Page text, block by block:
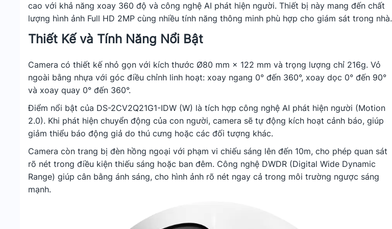
cao với khả năng xoay 360 độ và công nghệ AI phát hiện người. Thiết bị này mang đến chất
lượng hình ảnh Full HD 2MP cùng nhiều tính năng thông minh phù hợp cho giám sát trong nhà.
Thiết Kế và Tính Năng Nổi Bật
Camera có thiết kế nhỏ gọn với kích thước Ø80 mm × 122 mm và trọng lượng chỉ 216g. Vỏ
ngoài bằng nhựa với góc điều chỉnh linh hoạt: xoay ngang 0° đến 360°, xoay dọc 0° đến 90°
và xoay quay 0° đến 360°.
Điểm nổi bật của DS-2CV2Q21G1-IDW (W) là tích hợp công nghệ AI phát hiện người (Motion
2.0). Khi phát hiện chuyển động của con người, camera sẽ tự động kích hoạt cảnh báo, giúp
giảm thiểu báo động giả do thú cưng hoặc các đối tượng khác.
Camera còn trang bị đèn hồng ngoại với phạm vi chiếu sáng lên đến 10m, cho phép quan sát
rõ nét trong điều kiện thiếu sáng hoặc ban đêm. Công nghệ DWDR (Digital Wide Dynamic
Range) giúp cân bằng ánh sáng, cho hình ảnh rõ nét ngay cả trong môi trường ngược sáng
mạnh.